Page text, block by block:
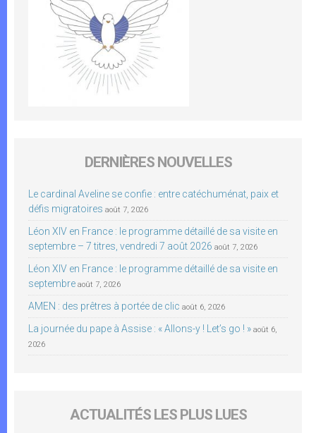
DERNIÈRES NOUVELLES
Le cardinal Aveline se confie : entre catéchuménat, paix et
défis migratoires août 7, 2026
Léon XIV en France : le programme détaillé de sa visite en
septembre – 7 titres, vendredi 7 août 2026 août 7, 2026
Léon XIV en France : le programme détaillé de sa visite en
septembre août 7, 2026
AMEN : des prêtres à portée de clic août 6, 2026
La journée du pape à Assise : « Allons-y ! Let’s go ! » août 6,
2026
ACTUALITÉS LES PLUS LUES